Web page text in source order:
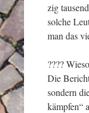
zig
solche
man das
????
Die
sondern
kämpfen“